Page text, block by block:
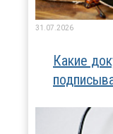
31.07.2026
Какие